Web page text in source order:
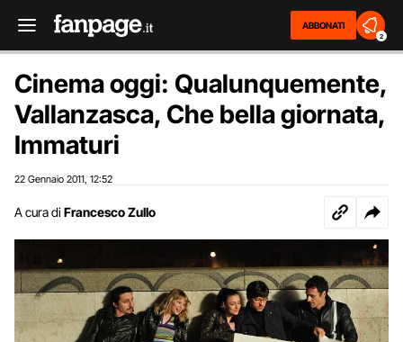
ABBONATI
2
Cinema oggi: Qualunquemente,
Vallanzasca, Che bella giornata,
Immaturi
22 Gennaio 2011 12:52
A cura di Francesco Zullo